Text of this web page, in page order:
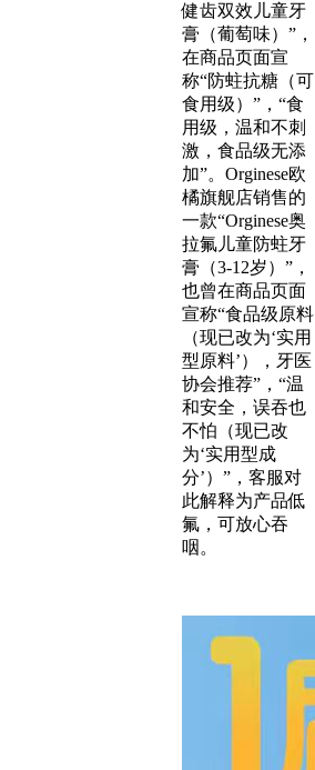
健齿双效儿童牙
膏（葡萄味）”，
在商品页面宣
称“防蛀抗糖（可
食用级）”，“食
用级，温和不刺
激，食品级无添
加”。Orginese欧
橘旗舰店销售的
一款“Orginese奥
拉氟儿童防蛀牙
膏（3-12岁）”，
也曾在商品页面
宣称“食品级原料
（现已改为‘实用
型原料’），牙医
协会推荐”，“温
和安全，误吞也
不怕（现已改
为‘实用型成
分’）”，客服对
此解释为产品低
氟，可放心吞
咽。